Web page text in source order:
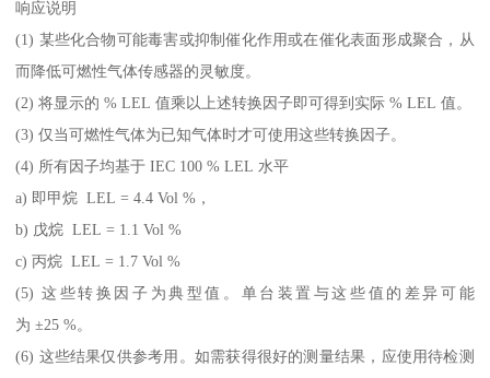
响应说明
(1) 某些化合物可能毒害或抑制催化作用或在催化表面形成聚合，从
而降低可燃性气体传感器的灵敏度。
(2) 将显示的 % LEL 值乘以上述转换因子即可得到实际 % LEL 值。
(3) 仅当可燃性气体为已知气体时才可使用这些转换因子。
(4) 所有因子均基于 IEC 100 % LEL 水平
a) 即甲烷 LEL = 4.4 Vol %，
b) 戊烷 LEL = 1.1 Vol %
c) 丙烷 LEL = 1.7 Vol %
(5) 这些转换因子为典型值。单台装置与这些值的差异可能
为 ±25 %。
(6) 这些结果仅供参考用。如需获得很好的测量结果，应使用待检测